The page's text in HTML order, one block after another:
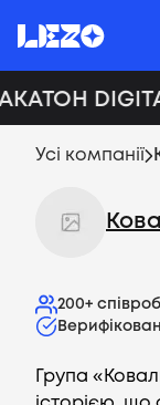
Усі компанії
200+
Група